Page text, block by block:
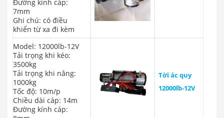
Đường kính cáp:
7mm
Ghi chú: có điều
khiển từ xa đi kèm
Model: 12000lb-12V
Tải trọng khi kéo:
3500kg
Tải trọng khi nâng:
1000kg
Tốc độ: 10m/p
Chiều dài cáp: 14m
Đường kính cáp:
Tời ác quy
12000lb-12V